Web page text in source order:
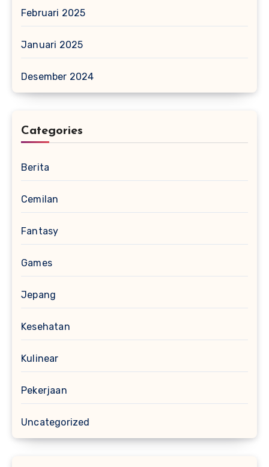
Februari 2025
Januari 2025
Desember 2024
Categories
Berita
Cemilan
Fantasy
Games
Jepang
Kesehatan
Kulinear
Pekerjaan
Uncategorized